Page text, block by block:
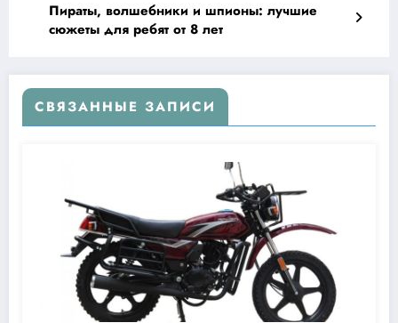
Пираты, волшебники и шпионы: лучшие
сюжеты для ребят от 8 лет
СВЯЗАННЫЕ ЗАПИСИ